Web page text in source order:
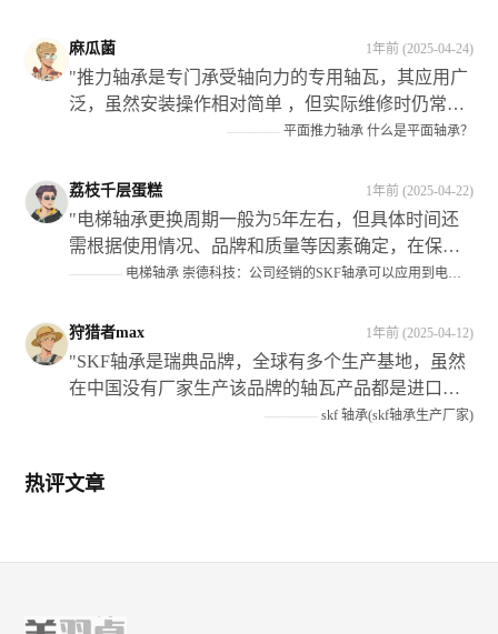
上适当的位置处从而避免死而影响侧姘的作用效果"
麻瓜菌 1年前 (2025-04-24)
"推力轴承是专门承受轴向力的专用轴瓦，其应用广
泛，虽然安装操作相对简单 ，但实际维修时仍常有
错误发生 ，在装配过程中需要注意以下几点：首先
型号和规格 ；最后确保正确区分紧环与松圈的安装
位置 此外还需注意保持架组件的选择以及滚动体的
材质等因素对整体性能的影响"
————平面推力轴承 什么是平面轴承？
荔枝千层蛋糕 1年前 (2025-04-22)
"电梯轴承更换周期一般为5年左右，但具体时间还
需根据使用情况、品牌和质量等因素确定，在保养
和维修过程中应注意检查曳引轮等关键部件的磨损
———— 电梯轴承 崇德科技：公司经销的SKF轴承可以应用到电梯设备中
狩猎者max 1年前 (2025-04-12)
"SKF轴承是瑞典品牌，全球有多个生产基地，虽然
在中国没有厂家生产该品牌的轴瓦产品都是进口的
但需要注意仿造品较多需要谨慎选择购买渠道以确
————skf 轴承(skf轴承生产厂家)
热评文章